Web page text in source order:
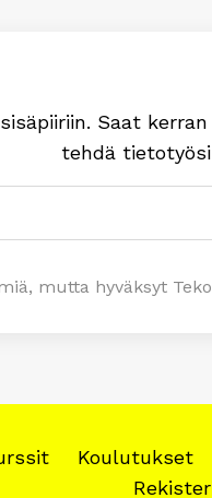
Saat
tehdä
mutta hyväksyt
Koulutukset